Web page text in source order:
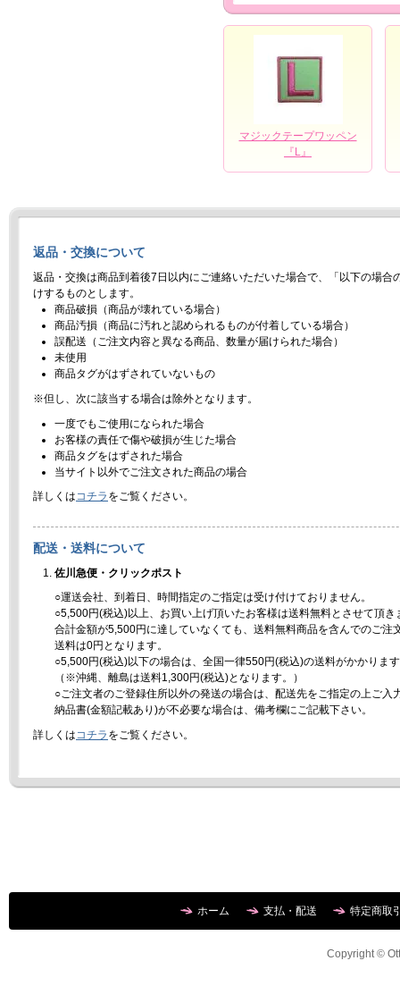
マジックテープワッペン
『L』
返品・交換について
返品・交換は商品到着後7日以内にご連絡いただいた場合で、「以下の場合
けするものとします。
商品破損（商品が壊れている場合）
商品汚損（商品に汚れと認められるものが付着している場合）
誤配送（ご注文内容と異なる商品、数量が届けられた場合）
未使用
商品タグがはずされていないもの
※但し、次に該当する場合は除外となります。
一度でもご使用になられた場合
お客様の責任で傷や破損が生じた場合
商品タグをはずされた場合
当サイト以外でご注文された商品の場合
詳しくはコチラ をご覧ください。
配送・送料について
佐川急便・クリックポスト
○運送会社、到着日、時間指定のご指定は受け付けておりません。
○5,500円(税込)以上、お買い上げ頂いたお客様は送料無料とさせて頂き
合計金額が5,500円に達していなくても、送料無料商品を含んでのご注
送料は0円となります。
○5,500円(税込)以下の場合は、全国一律550円(税込)の送料がかかりま
（※沖縄、離島は送料1,300円(税込)となります。）
○ご注文者のご登録住所以外の発送の場合は、配送先をご指定の上ご入
納品書(金額記載あり)が不必要な場合は、備考欄にご記載下さい。
詳しくはコチラ をご覧ください。
ホーム 支払・配送 特定商取
Copyright ©